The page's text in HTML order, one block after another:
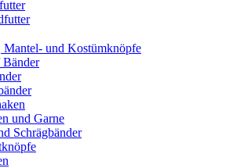
Mantel- und Kostümknöpfe
und Garne
Schrägbänder